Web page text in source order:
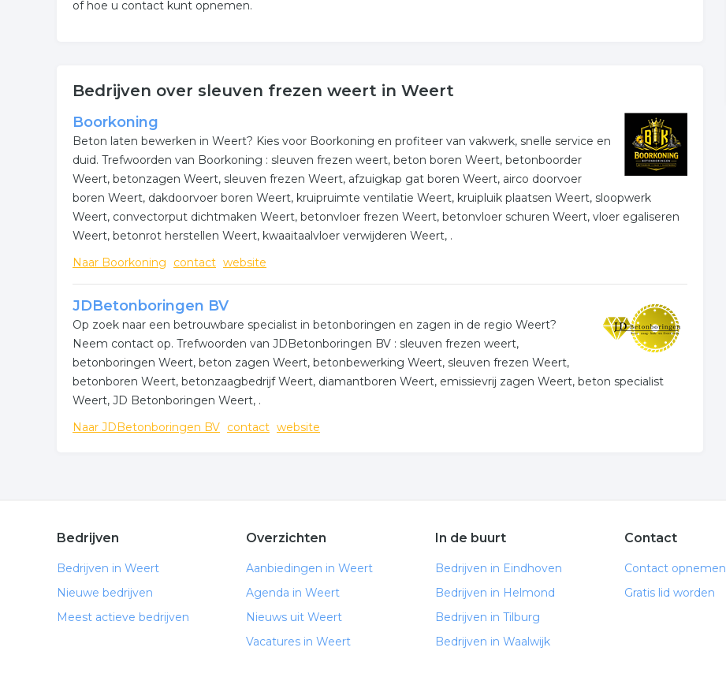
of hoe u contact kunt opnemen.
Bedrijven over sleuven frezen weert in Weert
Boorkoning
Beton laten bewerken in Weert? Kies voor Boorkoning en profiteer van vakwerk, snelle service en
duid. Trefwoorden van Boorkoning : sleuven frezen weert, beton boren Weert, betonboorder
Weert, betonzagen Weert, sleuven frezen Weert, afzuigkap gat boren Weert, airco doorvoer
boren Weert, dakdoorvoer boren Weert, kruipruimte ventilatie Weert, kruipluik plaatsen Weert, sloopwerk
Weert, convectorput dichtmaken Weert, betonvloer frezen Weert, betonvloer schuren Weert, vloer egaliseren
Weert, betonrot herstellen Weert, kwaaitaalvloer verwijderen Weert, .
Naar Boorkoning
contact website
JDBetonboringen BV
Op zoek naar een betrouwbare specialist in betonboringen en zagen in de regio Weert?
Neem contact op. Trefwoorden van JDBetonboringen BV : sleuven frezen weert,
betonboringen Weert, beton zagen Weert, betonbewerking Weert, sleuven frezen Weert,
betonboren Weert, betonzaagbedrijf Weert, diamantboren Weert, emissievrij zagen Weert, beton specialist
Weert, JD Betonboringen Weert, .
Naar JDBetonboringen BV contact website
Bedrijven
Bedrijven in Weert
Nieuwe bedrijven
Meest actieve bedrijven
Overzichten
Aanbiedingen in Weert
Agenda in Weert
Nieuws uit Weert
Vacatures in Weert
In de buurt
Bedrijven in Eindhoven
Bedrijven in Helmond
Bedrijven in Tilburg
Bedrijven in Waalwijk
Contact
Contact opnemen
Gratis lid worden